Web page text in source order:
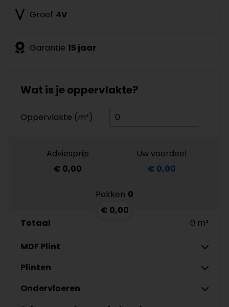
Groef 4V
Garantie 15 jaar
Wat is je oppervlakte?
Oppervlakte (m²)
Adviesprijs
€ 0,00
Uw voordeel
€ 0,00
Pakken 0
€ 0,00
Totaal
0 m²
MDF Plint
7 cm
MDF plinten 7 cm
Aantal
9 cm
Plinten
Co-Pro Plakplinten eiken
Aantal
Ondervloeren